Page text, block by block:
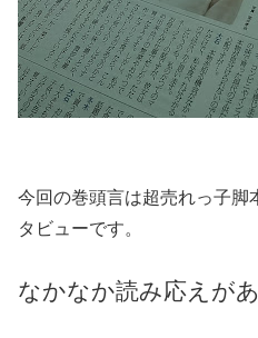
今回の巻頭言は超売れっ子脚
タビューです。
なかなか読み応えが